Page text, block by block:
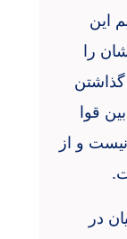
این
را
قوا
و از
در